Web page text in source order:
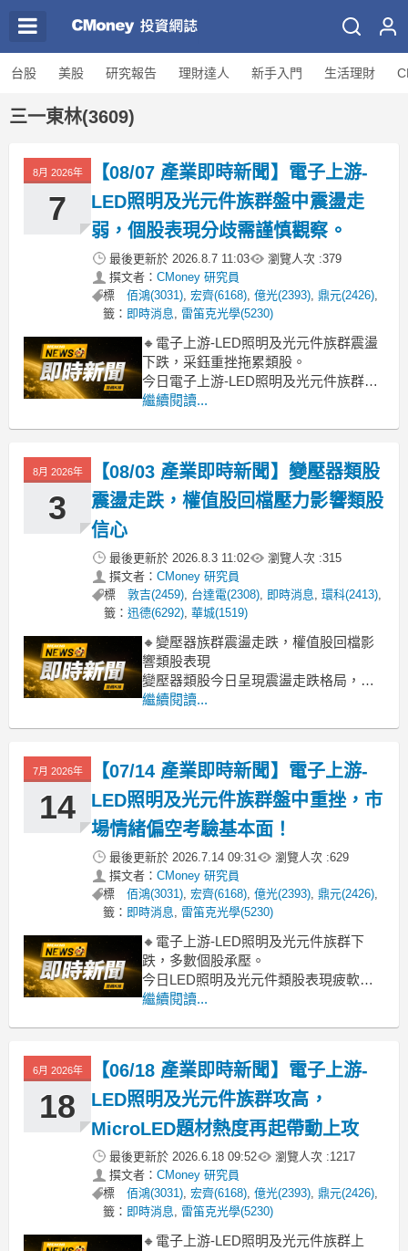
台股 美股 研究報告 理財達人 新手入門 生活理財
三一東林(3609)
8月 2026年
7
【08/07 產業即時新聞】電子上游-
LED照明及光元件族群盤中震盪走
弱，個股表現分歧需謹慎觀察。
最後更新於 2026.8.7 11:03 瀏覽人次 :379
撰文者： CMoney 研究員
標
籤：
佰鴻(3031), 宏齊(6168), 億光(2393), 鼎元(2426),
即時消息, 雷笛克光學(5230)
🔸電子上游-LED照明及光元件族群震盪
下跌，采鈺重挫拖累類股。
今日電子上游-LED照明及光元件族群整
體表現疲軟，類股指數下挫3.43%。觀察
但權值股采鈺重挫7.01%，加上泰谷、艾
笛森等多檔個股跌幅逾2%，拖累類股整
體
繼續閱讀...
8月 2026年
3
【08/03 產業即時新聞】變壓器類股
震盪走跌，權值股回檔壓力影響類股
信心
最後更新於 2026.8.3 11:02 瀏覽人次 :315
撰文者： CMoney 研究員
標
籤：
敦吉(2459), 台達電(2308), 即時消息,環科(2413),
迅德(6292),華城(1519)
🔸變壓器族群震盪走跌，權值股回檔影
響類股表現
變壓器類股今日呈現震盪走跌格局，整
體指數下跌2.71%。盤面上，儘管迅德、
進駐；然而，權值股如台達電重挫逾
3%，以及近期表現強勢的亞元也回檔逾
6%，成為拖累類股走勢的主要因素。
繼續閱讀...
7月 2026年
14
【07/14 產業即時新聞】電子上游-
LED照明及光元件族群盤中重挫，市
場情緒偏空考驗基本面！
最後更新於 2026.7.14 09:31 瀏覽人次 :629
撰文者： CMoney 研究員
標
籤：
佰鴻(3031), 宏齊(6168), 億光(2393), 鼎元(2426),
即時消息, 雷笛克光學(5230)
🔸電子上游-LED照明及光元件族群下
跌，多數個股承壓。
今日LED照明及光元件類股表現疲軟，
類股跌幅逾4.5%，盤面上多數成分股臉
消息支撐族群，加上近期市場資金轉往
其他強勢題材，資金排擠效應浮現，投
資人信心趨於保守，導致
繼續閱讀...
6月 2026年
18
【06/18 產業即時新聞】電子上游-
LED照明及光元件族群攻高，
MicroLED題材熱度再起帶動上攻
最後更新於 2026.6.18 09:52 瀏覽人次 :1217
撰文者： CMoney 研究員
標
籤：
佰鴻(3031), 宏齊(6168), 億光(2393), 鼎元(2426),
即時消息, 雷笛克光學(5230)
🔸電子上游-LED照明及光元件族群上